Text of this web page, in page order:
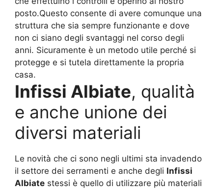
posto.Questo consente di avere comunque una
struttura che sia sempre funzionante e dove
non ci siano degli svantaggi nel corso degli
anni. Sicuramente è un metodo utile perché si
protegge e si tutela direttamente la propria
casa.
Infissi Albiate, qualità
e anche unione dei
diversi materiali
Le novità che ci sono negli ultimi sta invadendo
il settore dei serramenti e anche degli Infissi
Albiate stessi è quello di utilizzare più materiali